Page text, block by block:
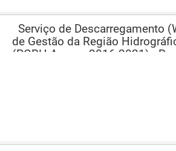
Serviço de Descarregamento
de Gestão da Região
(PGRH-Açores 2016-2021) -